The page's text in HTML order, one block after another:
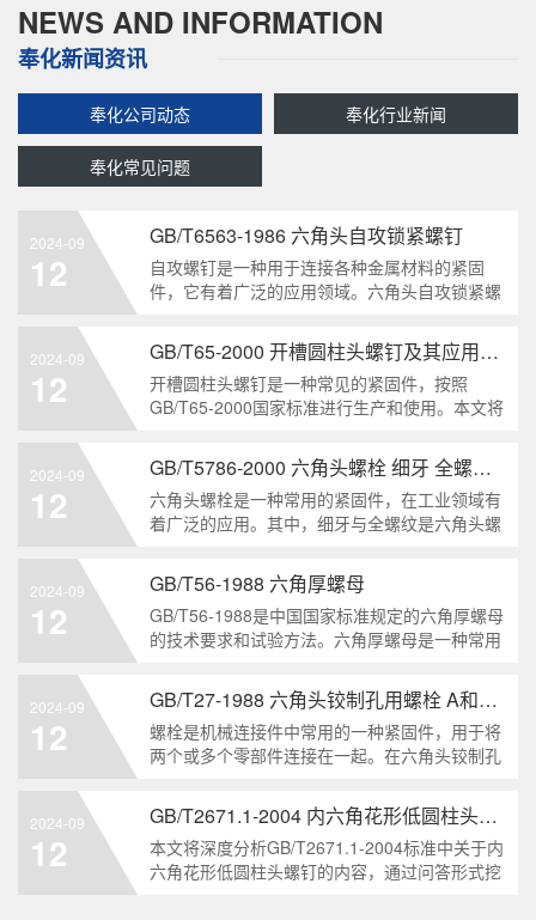
NEWS AND INFORMATION
奉化新闻资讯
奉化公司动态 奉化行业新闻
奉化常见问题
2024-09
12
GB/T6563-1986 六角头自攻锁紧螺钉
自攻螺钉是一种用于连接各种金属材料的紧固
件，它有着广泛的应用领域。六角头自攻锁紧螺
标准。本文将深度分析这种螺钉的特点、应用以
及制造要求等相关知识点，为读者提供全面的了
解。1. 六角头自
2024-09
12
GB/T65-2000 开槽圆柱头螺钉及其应用领域
开槽圆柱头螺钉是一种常见的紧固件，按照
GB/T65-2000国家标准进行生产和使用。本文将
领域，帮助读者更好地了解和应用该种螺钉。什
么是GB/T65-2000 开槽圆柱头螺钉？GB/T65-
200
2024-09
12
GB/T5786-2000 六角头螺栓 细牙 全螺纹——工业重要性和特点
六角头螺栓是一种常用的紧固件，在工业领域有
着广泛的应用。其中，细牙与全螺纹是六角头螺
两个方面，对GB/T5786-2000标准下的六角头螺
栓 细牙 全螺纹进行深度分析和知识挖掘。什么
是GB/T57
2024-09
12
GB/T56-1988 六角厚螺母
GB/T56-1988是中国国家标准规定的六角厚螺母
的技术要求和试验方法。六角厚螺母是一种常用
用于需要更大的力矩和耐久性的紧固装配。六角
厚螺母的材料和制造工艺六角厚螺母通常由低碳
钢、中碳钢或合金钢
2024-09
12
GB/T27-1988 六角头铰制孔用螺栓 A和B级
螺栓是机械连接件中常用的一种紧固件，用于将
两个或多个零部件连接在一起。在六角头铰制孔
级和B级两种。下面我们来分析一下这两种级别
的螺栓有哪些区别。1. A级和B级的定义和标准
有什么不同?A级和B级是
2024-09
12
GB/T2671.1-2004 内六角花形低圆柱头螺钉
本文将深度分析GB/T2671.1-2004标准中关于内
六角花形低圆柱头螺钉的内容，通过问答形式挖